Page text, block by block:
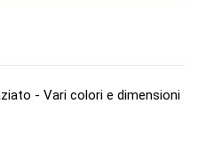
- Vari colori e dimensioni